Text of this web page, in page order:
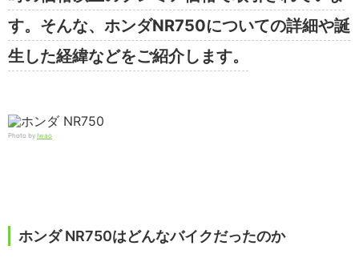
す。そんな、ホンダNR750についての詳細や誕
生した経緯などをご紹介します。
Photo by Iwao
ホンダ NR750はどんなバイクだったのか